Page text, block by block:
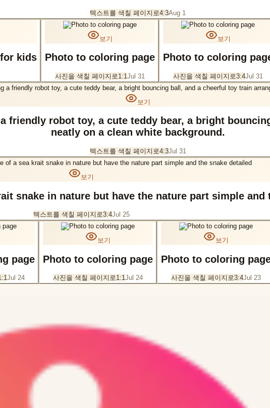
텍스트를 색칠 페이지로4:3Aug 1
for kids
보기
Photo to coloring page
사진을 색칠 페이지로 1:1 Jul 31
보기
Photo to coloring
사진을 색칠 페이지로3:4Jul 31
보기
friendly robot toy, a cute teddy bear, a bright
neatly on a clean white background.
텍스트를 색칠 페이지로4:3Jul 31
보기
snake in nature but have the nature part simple and
텍스트를 색칠 페이지로3:4Jul 25
page
Jul 24
보기
Photo to coloring page
사진을 색칠 페이지로1:1Jul 24
보기
Photo to coloring
사진을 색칠 페이지로3:4Jul 23